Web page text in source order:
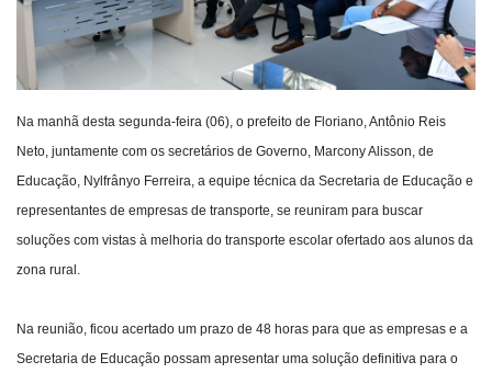
Na manhã desta segunda-feira (06), o prefeito de Floriano, Antônio Reis
Neto, juntamente com os secretários de Governo, Marcony Alisson, de
Educação, Nylfrânyo Ferreira, a equipe técnica da Secretaria de Educação e
representantes de empresas de transporte, se reuniram para buscar
soluções com vistas à melhoria do transporte escolar ofertado aos alunos da
zona rural.
Na reunião, ficou acertado um prazo de 48 horas para que as empresas e a
Secretaria de Educação possam apresentar uma solução definitiva para o